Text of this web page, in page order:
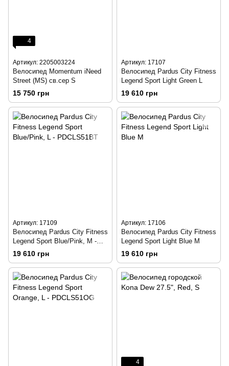
4
Артикул: 2205003224
Велосипед Momentum iNeed
Street (MS) св.сер S
15 750 грн
Артикул: 17107
Велосипед Pardus City Fitness
Legend Sport Light Green L
19 610 грн
Артикул: 17109
Велосипед Pardus City Fitness
Legend Sport Blue/Pink, M -
PDCLS47BT
19 610 грн
Артикул: 17106
Велосипед Pardus City Fitness
Legend Sport Light Blue M
19 610 грн
4